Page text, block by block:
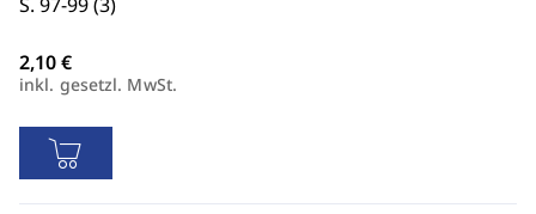
inkl. gesetzl. MwSt.